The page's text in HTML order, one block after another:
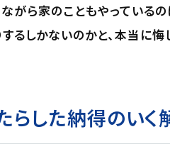
がら家のこともやっている
るしかないのかと、本当に悔
した納得のいく